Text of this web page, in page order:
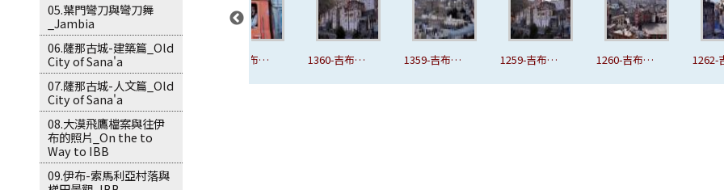
05.葉門彎刀與彎刀舞
_Jambia
06.薩那古城-建築篇_Old
City of Sana'a
07.薩那古城-人文篇_Old
City of Sana'a
08.大漠飛鷹檔案與往伊
布的照片_On the to
Way to IBB
09.伊布-索馬利亞村落與
1355-吉布拉-
小毛驢.JPG
1357-吉布拉
山城.JPG
1358-吉布拉
1360-吉布拉
1359-吉布拉
1259-吉布拉
1260-吉布拉
1262-